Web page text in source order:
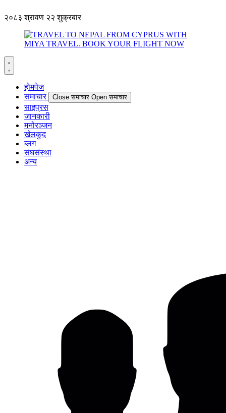
२०८३ श्रावण २२ शुक्रबार
होमपेज
समाचार
Close समाचार Open समाचार
साइप्रस
जानकारी
मनोरञ्जन
खेलकुद
ब्लग
संघसंस्था
अन्य